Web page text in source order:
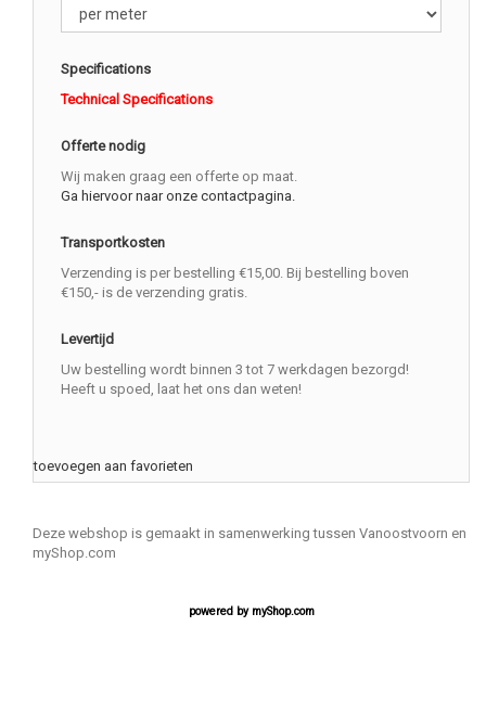
Specifications
Technical Specifications
Offerte nodig
Wij maken graag een offerte op maat.
Ga hiervoor naar onze contactpagina.
Transportkosten
Verzending is per bestelling €15,00. Bij bestelling boven
€150,- is de verzending gratis.
Levertijd
Uw bestelling wordt binnen 3 tot 7 werkdagen bezorgd!
Heeft u spoed, laat het ons dan weten!
toevoegen aan favorieten
Deze webshop is gemaakt in samenwerking tussen Vanoostvoorn en
myShop.com
powered by myShop.com